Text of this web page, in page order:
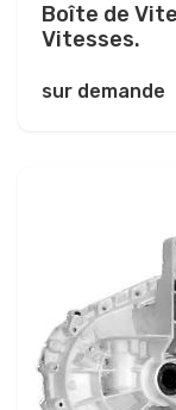
Boîte de
Vitesses.
sur demande